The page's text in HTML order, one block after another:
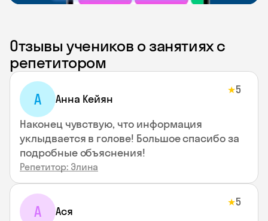
Отзывы учеников о занятиях с
репетитором
А Анна Кейян
★5
Наконец чувствую, что информация
уклыдвается в голове! Большое спасибо за
подробные объяснения!
Репетитор: Элина
А Ася
★5